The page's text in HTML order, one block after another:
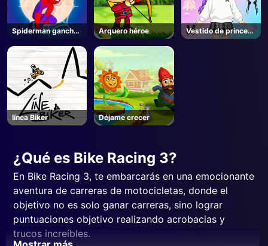
Spiderman gancho
rescate
Arquero héroe
Vestido de princesa
mágica
línea Biker Déjame crecer
¿Qué es Bike Racing 3?
En Bike Racing 3, te embarcarás en una emocionante
aventura de carreras de motocicletas, donde el
objetivo no es solo ganar carreras, sino lograr
puntuaciones objetivo realizando acrobacias y
trucos increíbles.